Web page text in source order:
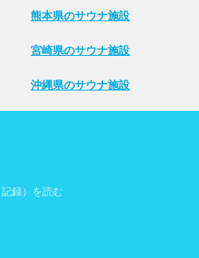
熊本県のサウナ施設
宮崎県のサウナ施設
沖縄県のサウナ施設
録）を読む